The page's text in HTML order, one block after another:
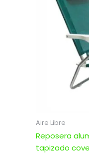
Aire Libre
Reposera
tapizado
$